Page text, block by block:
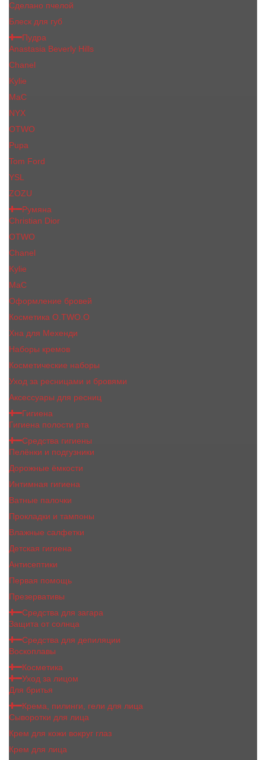
Сделано пчелой
Блеск для губ
Пудра
Anastasia Beverly Hills
Chanel
Kylie
MaC
NYX
OTWO
Pupa
Tom Ford
YSL
ZOZU
Румяна
Christian Dior
OTWO
Сhanеl
Kylie
MaC
Оформление бровей
Косметика O.TWO.O
Хна для Мехенди
Наборы кремов
Косметические наборы
Уход за ресницами и бровями
Аксессуары для ресниц
Гигиена
Гигиена полости рта
Средства гигиены
Пелёнки и подгузники
Дорожные ёмкости
Интимная гигиена
Ватные палочки
Прокладки и тампоны
Влажные салфетки
Детская гигиена
Антисептики
Первая помощь
Презервативы
Средства для загара
Защита от солнца
Средства для депиляции
Воскоплавы
Косметика
Уход за лицом
Для бритья
Крема, пилинги, гели для лица
Сыворотки для лица
Крем для кожи вокруг глаз
Крем для лица